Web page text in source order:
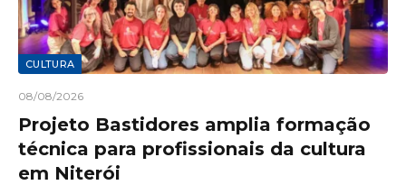
CULTURA
08/08/2026
Projeto Bastidores amplia formação
técnica para profissionais da cultura
em Niterói